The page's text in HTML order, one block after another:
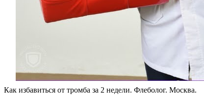
Как избавиться от тромба за 2 недели. Флеболог. Москва.